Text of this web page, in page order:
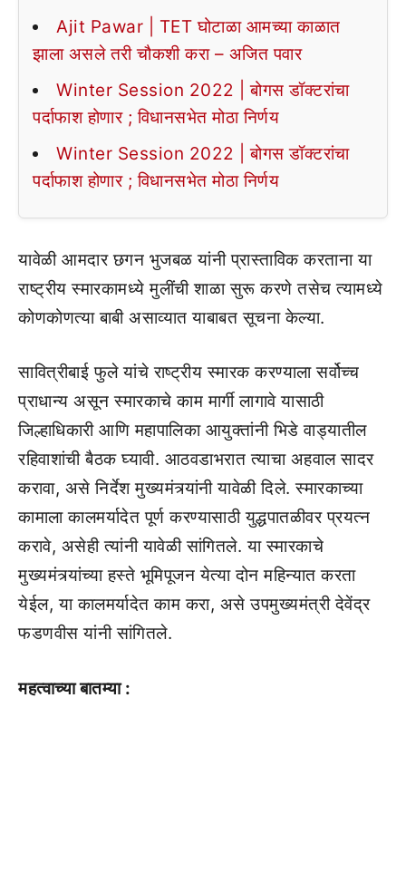
Ajit Pawar | TET घोटाळा आमच्या काळात
झाला असले तरी चौकशी करा – अजित पवार
Winter Session 2022 | बोगस डॉक्टरांचा
पर्दाफाश होणार ; विधानसभेत मोठा निर्णय
Winter Session 2022 | बोगस डॉक्टरांचा
पर्दाफाश होणार ; विधानसभेत मोठा निर्णय
यावेळी आमदार छगन भुजबळ यांनी प्रास्ताविक करताना या
राष्ट्रीय स्मारकामध्ये मुलींची शाळा सुरू करणे तसेच त्यामध्ये
कोणकोणत्या बाबी असाव्यात याबाबत सूचना केल्या.
सावित्रीबाई फुले यांचे राष्ट्रीय स्मारक करण्याला सर्वोच्च
प्राधान्य असून स्मारकाचे काम मार्गी लागावे यासाठी
जिल्हाधिकारी आणि महापालिका आयुक्तांनी भिडे वाड्यातील
रहिवाशांची बैठक घ्यावी. आठवडाभरात त्याचा अहवाल सादर
करावा, असे निर्देश मुख्यमंत्र्यांनी यावेळी दिले. स्मारकाच्या
कामाला कालमर्यादेत पूर्ण करण्यासाठी युद्धपातळीवर प्रयत्न
करावे, असेही त्यांनी यावेळी सांगितले. या स्मारकाचे
मुख्यमंत्र्यांच्या हस्ते भूमिपूजन येत्या दोन महिन्यात करता
येईल, या कालमर्यादेत काम करा, असे उपमुख्यमंत्री देवेंद्र
फडणवीस यांनी सांगितले.
महत्वाच्या बातम्या :